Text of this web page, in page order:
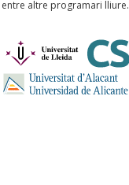
entre altre programari lliure.